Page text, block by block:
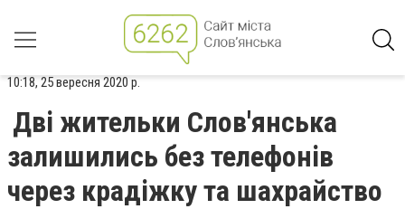
10:18, 25 вересня 2020 р.
Дві жительки Слов'янська
залишились без телефонів
через крадіжку та шахрайство